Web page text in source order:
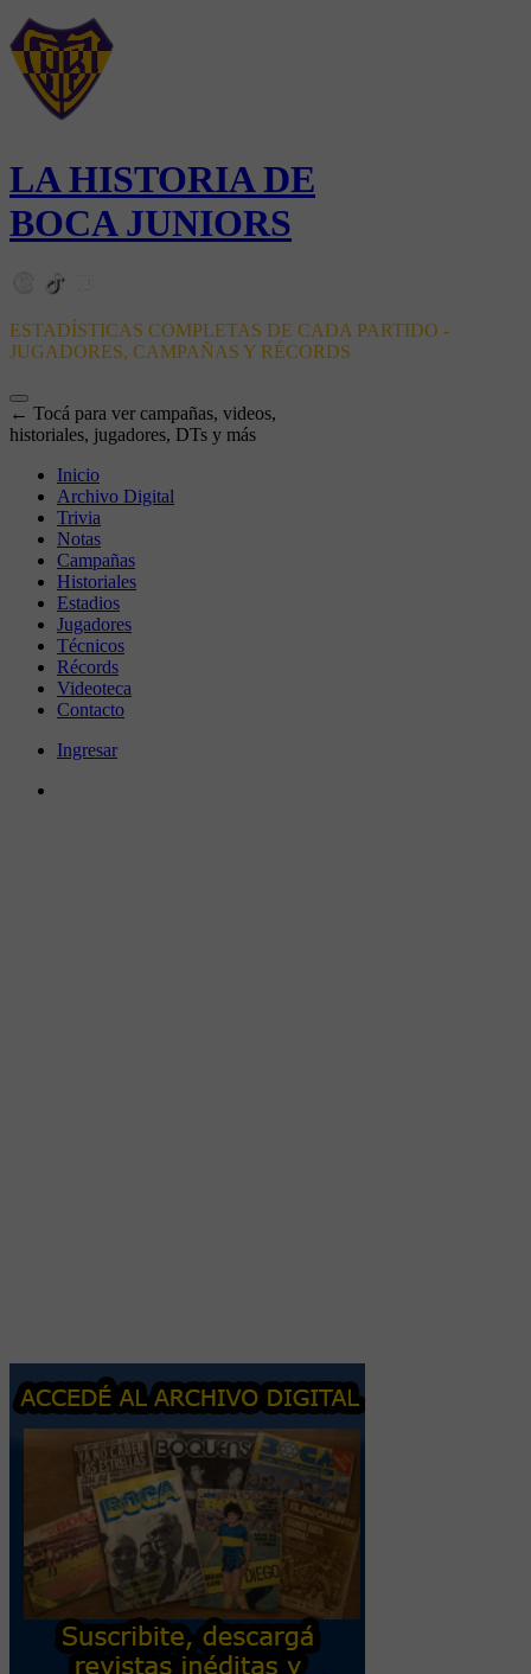
LA HISTORIA DE
BOCA JUNIORS
ESTADÍSTICAS COMPLETAS DE CADA PARTIDO -
JUGADORES, CAMPAÑAS Y RÉCORDS
← Tocá para ver campañas, videos,
historiales, jugadores, DTs y más
Inicio
Archivo Digital
Trivia
Notas
Campañas
Historiales
Estadios
Jugadores
Técnicos
Récords
Videoteca
Contacto
Ingresar